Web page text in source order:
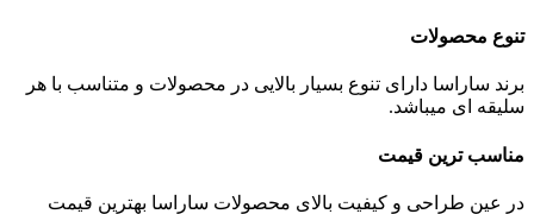
تنوع محصولات
برند ساراسا دارای تنوع بسیار بالایی در محصولات و متناسب با هر
سلیقه ای میباشد.
مناسب ترین قیمت
در عین طراحی و کیفیت بالای محصولات ساراسا بهترین قیمت